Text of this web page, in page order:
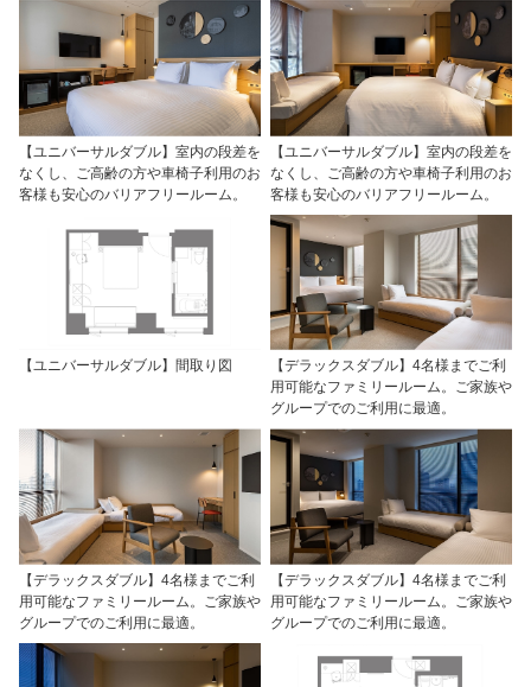
【ユニバーサルダブル】室内の段差を
なくし、ご高齢の方や車椅子利用のお
客様も安心のバリアフリールーム。
【ユニバーサルダブル】室内の段差を
なくし、ご高齢の方や車椅子利用のお
客様も安心のバリアフリールーム。
【ユニバーサルダブル】間取り図
【デラックスダブル】4名様までご利
用可能なファミリールーム。ご家族や
グループでのご利用に最適。
【デラックスダブル】4名様までご利
用可能なファミリールーム。ご家族や
グループでのご利用に最適。
【デラックスダブル】4名様までご利
用可能なファミリールーム。ご家族や
グループでのご利用に最適。